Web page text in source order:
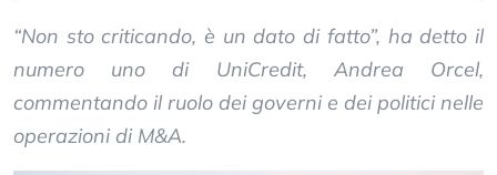
“Non sto criticando, è un dato di fatto”, ha detto il
numero uno di UniCredit, Andrea Orcel,
commentando il ruolo dei governi e dei politici nelle
operazioni di M&A.